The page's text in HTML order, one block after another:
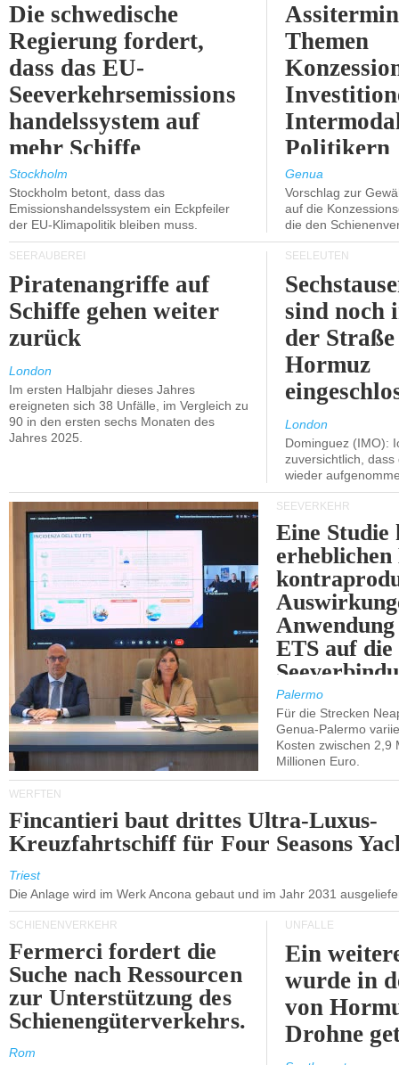
Die schwedische
Regierung fordert,
dass das EU-
Seeverkehrsemissions
handelssystem auf
mehr Schiffe
ausgeweitet wird.
Stockholm
Stockholm betont, dass das
Emissionshandelssystem ein Eckpfeiler
der EU-Klimapolitik bleiben muss.
Themen
Politikern
Genua
Vorschlag zur
auf die
die den
SEERÄUBEREI
Piratenangriffe auf
Schiffe gehen weiter
zurück
London
Im ersten Halbjahr dieses Jahres
ereigneten sich 38 Unfälle, im Vergleich zu
90 in den ersten sechs Monaten des
Jahres 2025.
SEELEUTEN
sind noch
der
Hormuz
London
Dominguez (IMO):
zuversichtlich,
wieder
SEEVERKEHR
Eine Studie
ETS auf die
Palermo
Für die Strecken
Genua-Palermo
Kosten zwischen 2,9
Millionen Euro.
WERFTEN
Fincantieri baut drittes Ultra-Luxus-
Kreuzfahrtschiff für Four Seasons
Triest
Die Anlage wird im Werk Ancona gebaut und im Jahr 2031
SCHIENENVERKEHR
Fermerci fordert die
Suche nach Ressourcen
zur Unterstützung des
Schienengüterverkehrs.
Rom
UNFÄLLE
Ein
wurde in
von
Drohne